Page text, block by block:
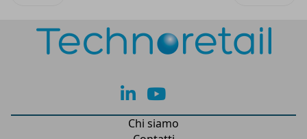
lk yt
Chi siamo